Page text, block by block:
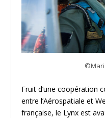
Fruit d’une coopération
entre l’Aérospatiale et
française, le Lynx est